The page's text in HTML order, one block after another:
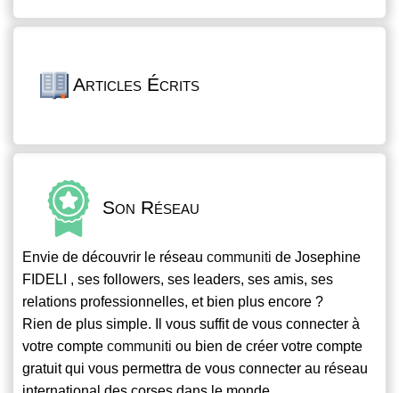
Articles Écrits
Son Réseau
Envie de découvrir le réseau communiti de Josephine
FIDELI , ses followers, ses leaders, ses amis, ses
relations professionnelles, et bien plus encore ?
Rien de plus simple. Il vous suffit de vous connecter à
votre compte communiti ou bien de créer votre compte
gratuit qui vous permettra de vous connecter au réseau